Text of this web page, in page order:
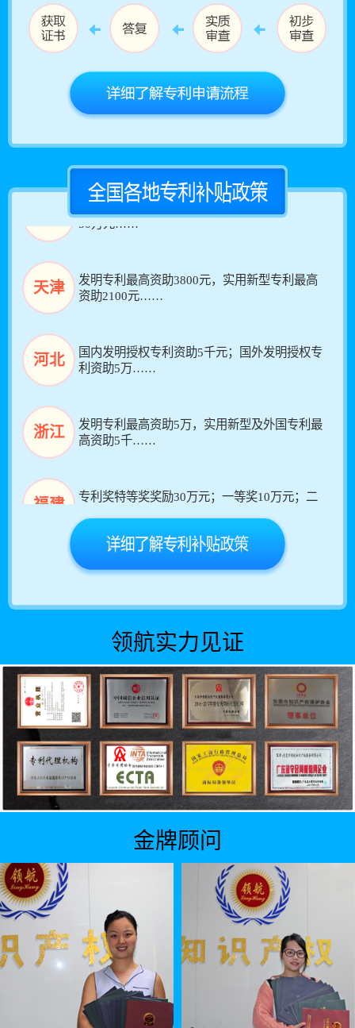
手机号 151****8902 查询了专利能否申请
手机号 157****9519 查询了专利能否申请
手机号 178****6506 查询了专利能否申请
手机号 182****2995 查询了专利能否申请
手机号 183****3066 查询了专利能否申请
手机号 187****3726 查询了专利能否申请
手机号 198****1124 查询了专利能否申请
发明专利最高资助7000元，实用新型专利最高
资助1400元……
元、1万元……
专利示范单位每年最多可获得国外专利申请资助
50万元……
天津
发明专利最高资助3800元，实用新型专利最高
资助2100元……
河北
国内发明授权专利资助5千元；国外发明授权专
利资助5万……
浙江
发明专利最高资助5万，实用新型及外国专利最
高资助5千……
福建
专利奖特等奖奖励30万元；一等奖10万元；二
等奖5万……
中国专利金奖／外观设计金奖，可获得100万奖
励……
发明专利授权奖励0.5万元，PCT授权的发明专
利奖励3万元……
重庆 专利资助专利授权人补贴 2000元／件……
四川
发明专利最高资助7000元，实用新型专利最高
资助1400元……
甘肃
专利奖一、二、三等奖奖金分别为5万元、3万
北京
专利示范单位每年最多可获得国外专利申请资助
50万元……
发明专利最高资助3800元，实用新型专利最高
资助2100元……
领航实力见证
金牌顾问